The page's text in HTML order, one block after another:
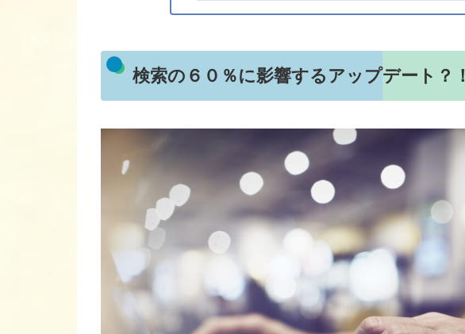
検索の６０％に影響するアップデート？！